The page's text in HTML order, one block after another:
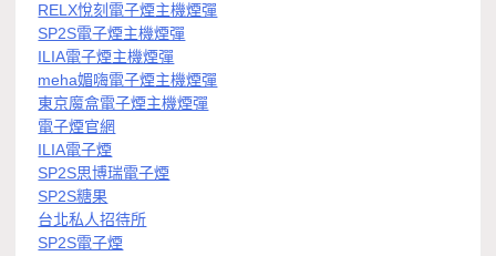
RELX悅刻電子煙主機煙彈
SP2S電子煙主機煙彈
ILIA電子煙主機煙彈
meha媚嗨電子煙主機煙彈
東京魔盒電子煙主機煙彈
電子煙官網
ILIA電子煙
SP2S思博瑞電子煙
SP2S糖果
台北私人招待所
SP2S電子煙